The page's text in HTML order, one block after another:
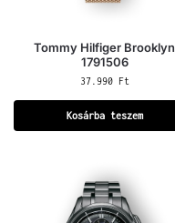
Tommy Hilfiger Brooklyn
1791506
37.990 Ft
Kosárba teszem